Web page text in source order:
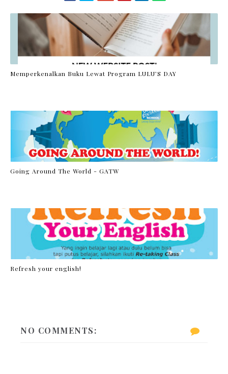
Memperkenalkan Buku Lewat Program LULU’S DAY
Going Around The World - GATW
Refresh your english!
NO COMMENTS: